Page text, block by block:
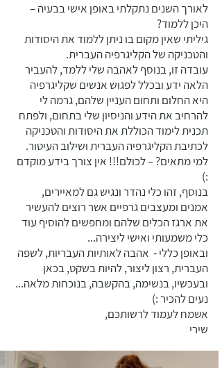
לאורך השנים נתקלתי באופן אישי בבעיה –
היכן ללמוד?
גיליתי שאין מקום בו ניתן ללמוד את היסודות
והטכניקה של הקליגרפיה העברית.
עובדה זו, בנוסף לאהבה שלי ללמד, להעביר
הלאה ידע ובכלל לפגוש אנשים שקליגרפיה
היא החלום ותחום העניין שלהם, גרמה לי
להרחיב את הידע והניסיון שלי בתחום, ולפתח
תכנית לימוד הכוללת את היסודות והטכניקה
לכתיבת הקליגרפיה העברית ושילוב העיטור.
למי מתאים? – לכולם!!! אין צורך בידע מוקדם
:)
בנוסף, זהו כלי נהדר ונגיש גם למאיירים,
אמנים ומעצבים גרפיים אשר רוצים להעשיר
את ארגז הכלים שלהם ומחפשים להוסיף עוד
כלי משמעותי ואישי ליצירה...
ובאופן כללי - אהבה לאותיות העבריות, לשפה
העברית, רצון ליצור, להיות בשקט, בכאן
ובעכשיו, בנשימה, בהקשבה, בנוכחות מלאה...​
נעים להכיר :)
אשמח לעמוד לרשותכם,
שירי